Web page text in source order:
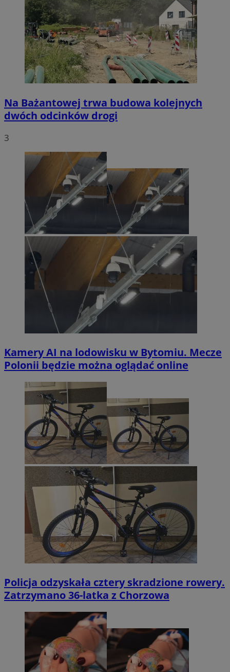
Na Bażantowej trwa budowa kolejnych
dwóch odcinków drogi
3
Kamery AI na lodowisku w Bytomiu. Mecze
Polonii będzie można oglądać online
Policja odzyskała cztery skradzione rowery.
Zatrzymano 36-latka z Chorzowa